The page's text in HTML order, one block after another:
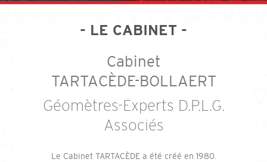
- LE CABINET -
Cabinet
TARTACÈDE-BOLLAERT
Géomètres-Experts D.P.L.G.
Associés
Le Cabinet TARTACÈDE a été créé en 1980.